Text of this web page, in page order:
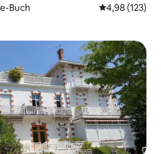
Buch
4,98 (123)